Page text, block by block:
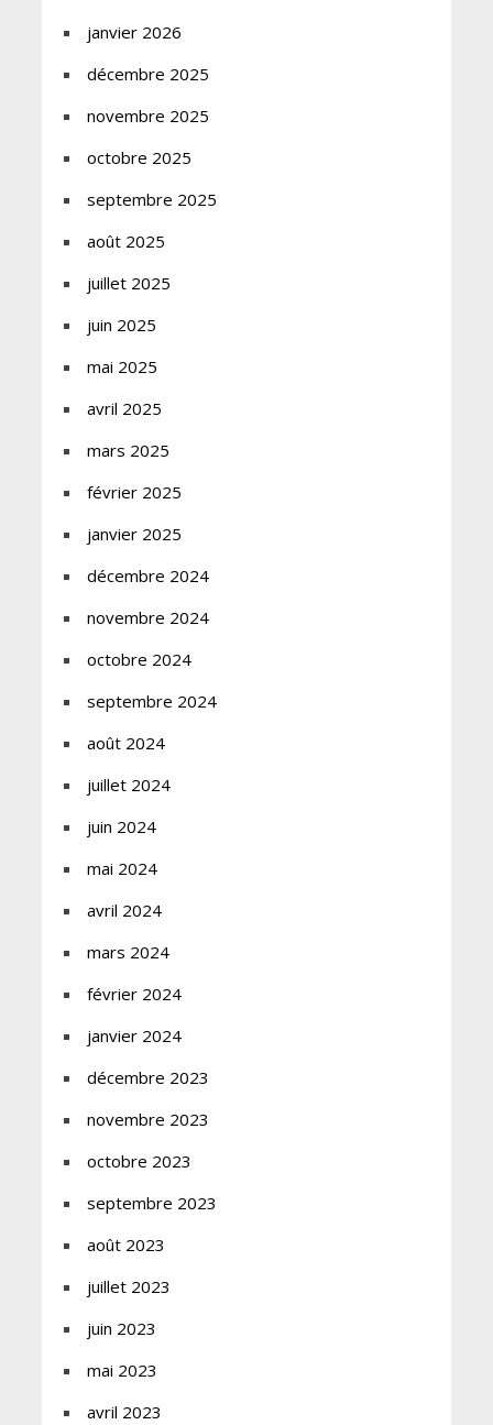
janvier 2026
décembre 2025
novembre 2025
octobre 2025
septembre 2025
août 2025
juillet 2025
juin 2025
mai 2025
avril 2025
mars 2025
février 2025
janvier 2025
décembre 2024
novembre 2024
octobre 2024
septembre 2024
août 2024
juillet 2024
juin 2024
mai 2024
avril 2024
mars 2024
février 2024
janvier 2024
décembre 2023
novembre 2023
octobre 2023
septembre 2023
août 2023
juillet 2023
juin 2023
mai 2023
avril 2023